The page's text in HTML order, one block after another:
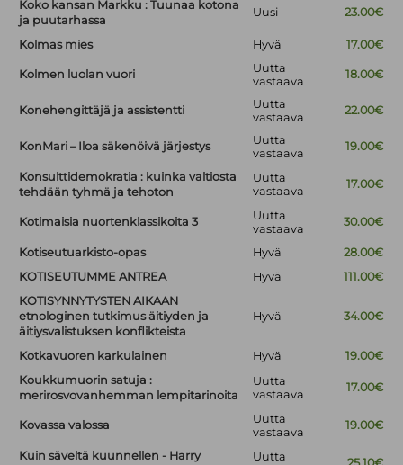
Koko kansan Markku : Tuunaa kotona
ja puutarhassa
Uusi 23.00€
Kolmas mies Hyvä 17.00€
Kolmen luolan vuori
Uutta
vastaava
18.00€
Konehengittäjä ja assistentti
Uutta
vastaava
22.00€
KonMari – Iloa säkenöivä järjestys
Uutta
vastaava
19.00€
Konsulttidemokratia : kuinka valtiosta
tehdään tyhmä ja tehoton
Uutta
vastaava
17.00€
Kotimaisia nuortenklassikoita 3
Uutta
vastaava
30.00€
Kotiseutuarkisto-opas Hyvä
28.00€
KOTISEUTUMME ANTREA
Hyvä
111.00€
KOTISYNNYTYSTEN AIKAAN
etnologinen tutkimus äitiyden ja
äitiysvalistuksen konflikteista
Hyvä 34.00€
Kotkavuoren karkulainen Hyvä
19.00€
Koukkumuorin satuja :
merirosvovanhemman lempitarinoita
Uutta
vastaava
17.00€
Kovassa valossa
Uutta
vastaava
19.00€
Kuin säveltä kuunnellen - Harry
Uutta